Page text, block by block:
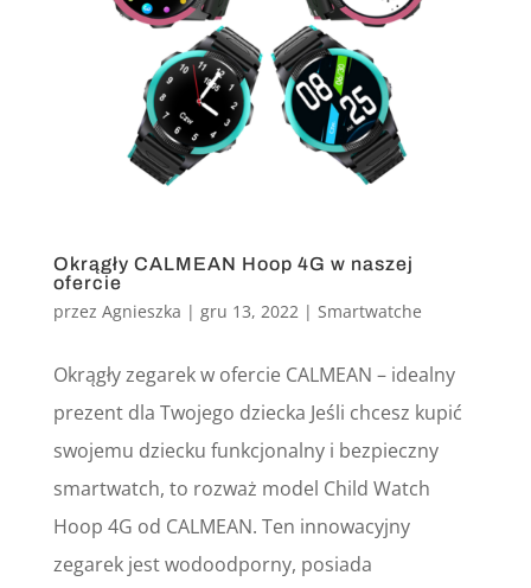
Okrągły CALMEAN Hoop 4G w naszej
ofercie
przez Agnieszka | gru 13, 2022| Smartwatche
Okrągły zegarek w ofercie CALMEAN – idealny
prezent dla Twojego dziecka Jeśli chcesz kupić
swojemu dziecku funkcjonalny i bezpieczny
smartwatch, to rozważ model Child Watch
Hoop 4G od CALMEAN. Ten innowacyjny
zegarek jest wodoodporny, posiada